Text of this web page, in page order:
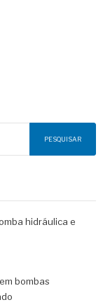
PESQUISAR
hidráulica e
bombas